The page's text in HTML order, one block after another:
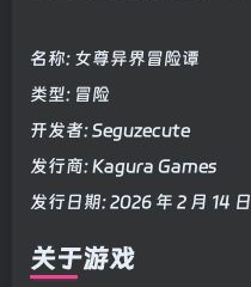
名称: 女尊异界冒险谭
类型: 冒险
开发者: Seguzecute
发行商: Kagura Games
发行日期: 2026 年 2 月 14 日
关于游戏